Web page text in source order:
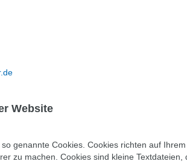
Website
genannte Cookies. Cookies richten auf
zu machen. Cookies sind kleine